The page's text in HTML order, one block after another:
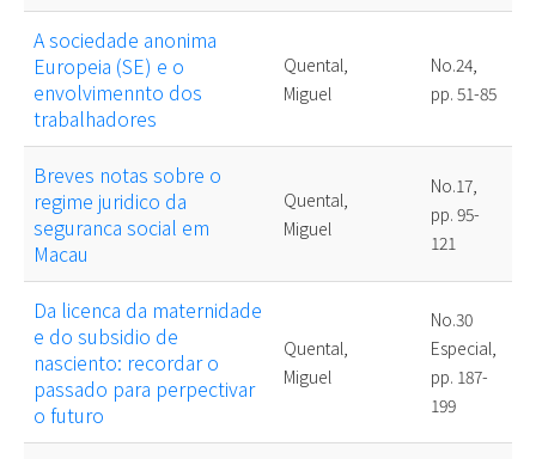
A sociedade anonima
Europeia (SE) e o
envolvimennto dos
trabalhadores
Quental,
Miguel
No.24,
pp. 51-85
Breves notas sobre o
regime juridico da
seguranca social em
Macau
Quental,
Miguel
No.17,
pp. 95-
121
Da licenca da maternidade
e do subsidio de
nasciento: recordar o
passado para perpectivar
o futuro
Quental,
Miguel
No.30
Especial,
pp. 187-
199